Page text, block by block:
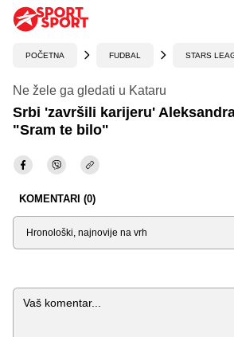
POČETNA FUDBAL STARS
Ne žele ga gledati u Kataru
Srbi 'završili karijeru'
"Sram te bilo"
KOMENTARI (0)
Sortiraj
Komentar